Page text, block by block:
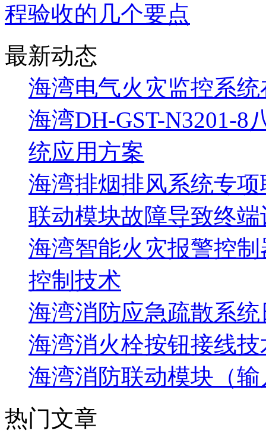
程验收的几个要点
最新动态
海湾电气火灾监控系
海湾DH-GST-N3201-8
统应用方案
海湾排烟排风系统专
联动模块故障导致终
海湾智能火灾报警控
控制技术
海湾消防应急疏散系
海湾消火栓按钮接线
海湾消防联动模块（
热门文章